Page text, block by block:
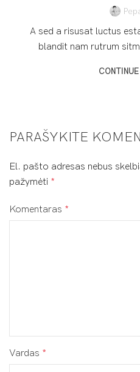
A sed a risusat luctus
blandit nam rutrum
PARAŠYKITE
El. pašto adresas nebus
pažymėti *
Komentaras *
Vardas *